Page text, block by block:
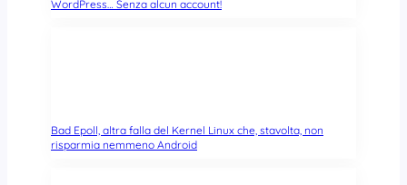
WordPress… Senza alcun account!
Bad Epoll, altra falla del Kernel Linux che, stavolta, non
risparmia nemmeno Android